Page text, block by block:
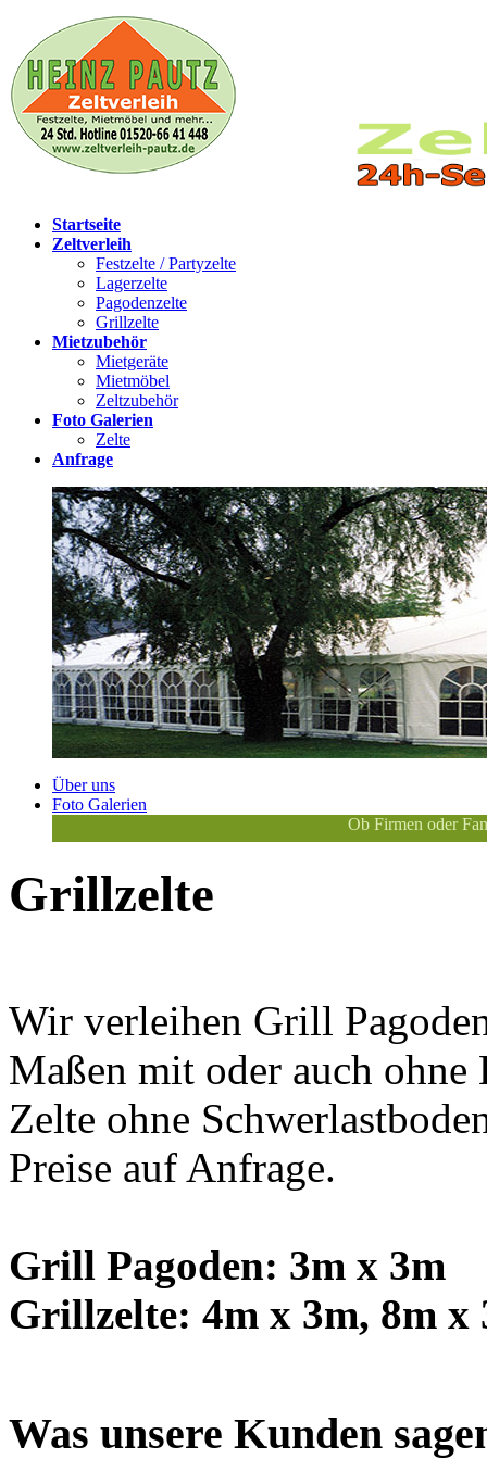
Startseite
Zeltverleih
Festzelte / Partyzelte
Lagerzelte
Pagodenzelte
Grillzelte
Mietzubehör
Mietgeräte
Mietmöbel
Zeltzubehör
Foto Galerien
Zelte
Anfrage
Über uns
Foto Galerien
Ob Firmen oder
Grillzelte
Wir verleihen Grill
Maßen mit oder auch
Zelte ohne
Preise auf Anfrage.
Grill Pagoden: 3m x 3m
Grillzelte: 4m x 3m, 8m x
Was unsere Kunden
Domenik D. aus Berlin